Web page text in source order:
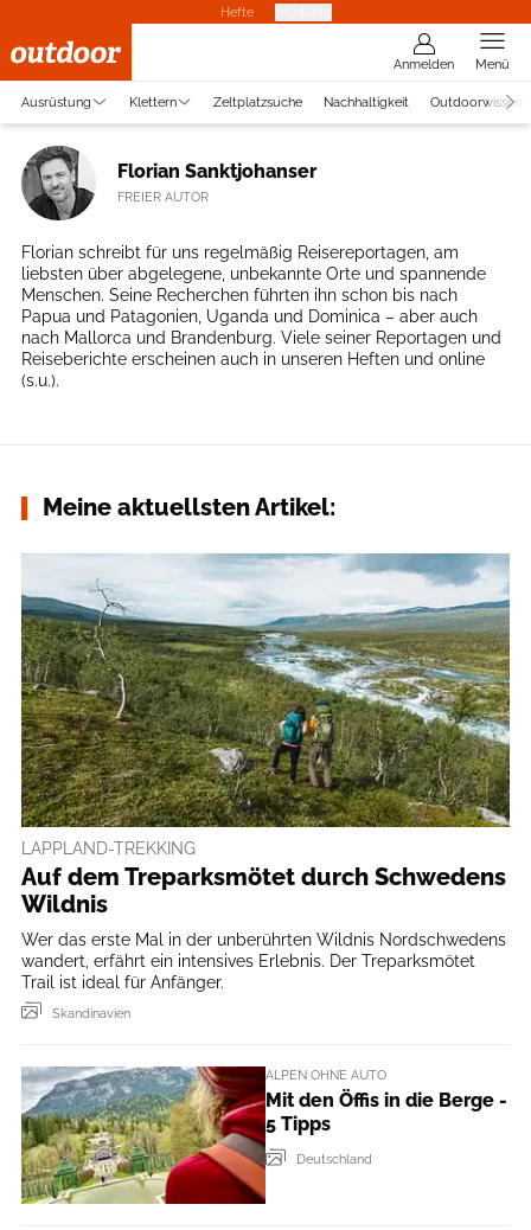
Hefte
Anmelden Menü
Ausrüstung Klettern Zeltplatzsuche Nachhaltigkeit Outdoorwissen
Florian Sanktjohanser
FREIER AUTOR
Florian schreibt für uns regelmäßig Reisereportagen, am
liebsten über abgelegene, unbekannte Orte und spannende
Menschen. Seine Recherchen führten ihn schon bis nach
Papua und Patagonien, Uganda und Dominica – aber auch
nach Mallorca und Brandenburg. Viele seiner Reportagen und
Reiseberichte erscheinen auch in unseren Heften und online
(s.u.).
Meine aktuellsten Artikel:
LAPPLAND-TREKKING
Auf dem Treparksmötet durch Schwedens
Wildnis
Wer das erste Mal in der unberührten Wildnis Nordschwedens
wandert, erfährt ein intensives Erlebnis. Der Treparksmötet
Trail ist ideal für Anfänger.
Skandinavien
ALPEN OHNE AUTO
Mit den Öffis in die Berge -
5 Tipps
Deutschland